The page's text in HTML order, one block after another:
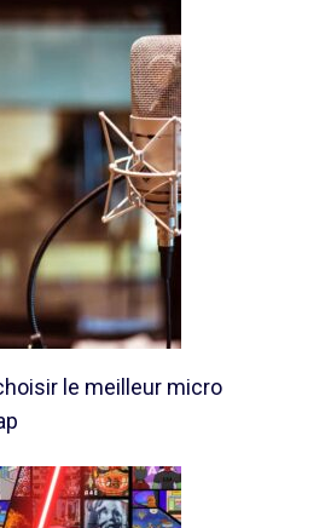
le meilleur micro